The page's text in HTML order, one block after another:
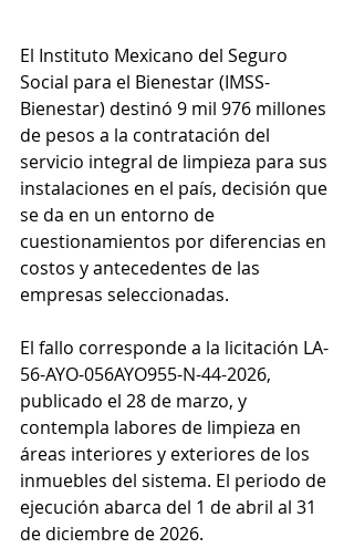
El Instituto Mexicano del Seguro
Social para el Bienestar (IMSS-
Bienestar) destinó 9 mil 976 millones
de pesos a la contratación del
servicio integral de limpieza para sus
instalaciones en el país, decisión que
se da en un entorno de
cuestionamientos por diferencias en
costos y antecedentes de las
empresas seleccionadas.
El fallo corresponde a la licitación LA-
56-AYO-056AYO955-N-44-2026,
publicado el 28 de marzo, y
contempla labores de limpieza en
áreas interiores y exteriores de los
inmuebles del sistema. El periodo de
ejecución abarca del 1 de abril al 31
de diciembre de 2026.